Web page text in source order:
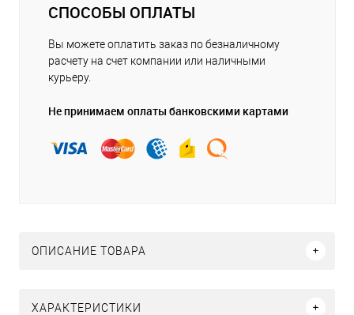
СПОСОБЫ ОПЛАТЫ
Вы можете оплатить заказ по безналичному
расчету на счет компании или наличными
курьеру.
Не принимаем оплаты банковскими картами
ОПИСАНИЕ ТОВАРА
ХАРАКТЕРИСТИКИ